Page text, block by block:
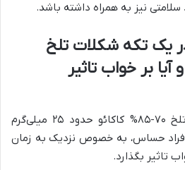
سلامتی نیز به همراه داشته باشد.
یک تکه شکلات تلخ
بر خواب تاثیر
یک تکه ۲۸ گرمی شکلات تلخ ۷۰-۸۵% کاکائو حدود ۲۵ میلی‌گرم
افراد حساس، به خصوص نزدیک به زمان
تاثیر بگذارد.